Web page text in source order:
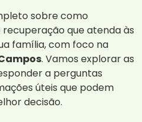
sobre como
que atenda às
família, com foco na
. Vamos explorar as
a perguntas
úteis que podem
decisão.